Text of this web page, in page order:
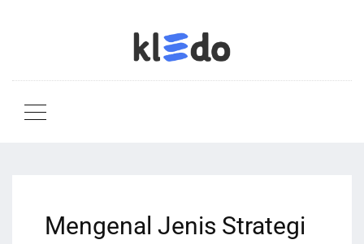
Mengenal Jenis Strategi